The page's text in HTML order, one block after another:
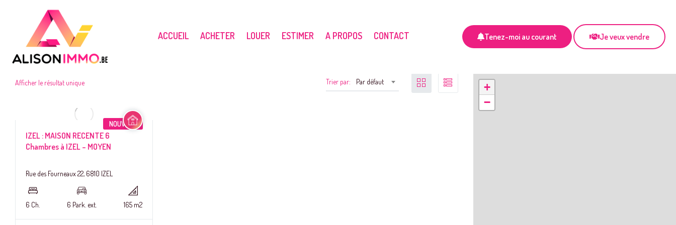
ACCUEIL ACHETER LOUER ESTIMER A PROPOS CONTACT Tenez-moi au courant Je veux vendre
Localités (toutes) Type de bien Chambres
Afficher le résultat unique Trier par: Par défaut
NOUVEAU
IZEL : MAISON RECENTE 6
Chambres à IZEL – MOYEN
Rue des Fourneaux 22, 6810 IZEL
6 Ch. 6 Park. ext. 165 m2
+
−